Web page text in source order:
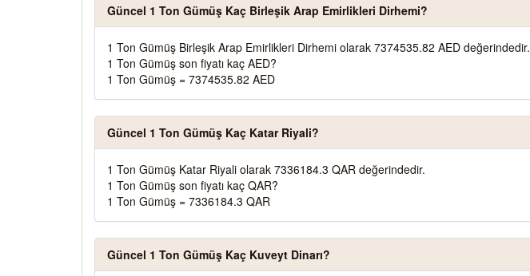
Güncel 1 Ton Gümüş Kaç Birleşik Arap Emirlikleri Dirhemi?
1 Ton Gümüş Birleşik Arap Emirlikleri Dirhemi olarak 7374535.82 AED değerindedir.
1 Ton Gümüş son fiyatı kaç AED?
1 Ton Gümüş = 7374535.82 AED
Güncel 1 Ton Gümüş Kaç Katar Riyali?
1 Ton Gümüş Katar Riyali olarak 7336184.3 QAR değerindedir.
1 Ton Gümüş son fiyatı kaç QAR?
1 Ton Gümüş = 7336184.3 QAR
Güncel 1 Ton Gümüş Kaç Kuveyt Dinarı?